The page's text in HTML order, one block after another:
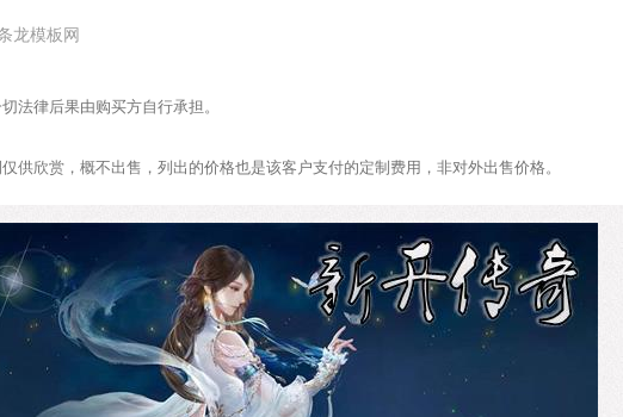
龙模板网
法律后果由购买方自行承担。
供欣赏，概不出售，列出的价格也是该客户支付的定制费用，非对外出售价格。